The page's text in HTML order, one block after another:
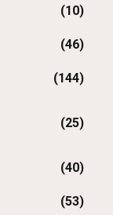
(10)
(46)
(144)
(25)
(40)
(53)